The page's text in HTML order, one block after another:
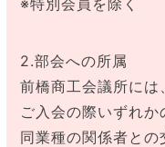
2.部会への所属
前橋商工会議所には
ご入会の際いずれ
同業種の関係者と